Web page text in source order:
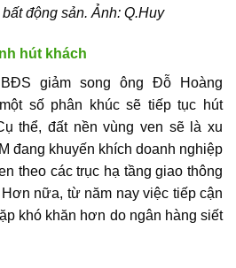
động sản. Ảnh: Q.Huy
hút khách
giảm song ông Đỗ Hoàng
số phân khúc sẽ tiếp tục hút
thể, đất nền vùng ven sẽ là xu
đang khuyến khích doanh nghiệp
theo các trục hạ tầng giao thông
nữa, từ năm nay việc tiếp cận
khó khăn hơn do ngân hàng siết